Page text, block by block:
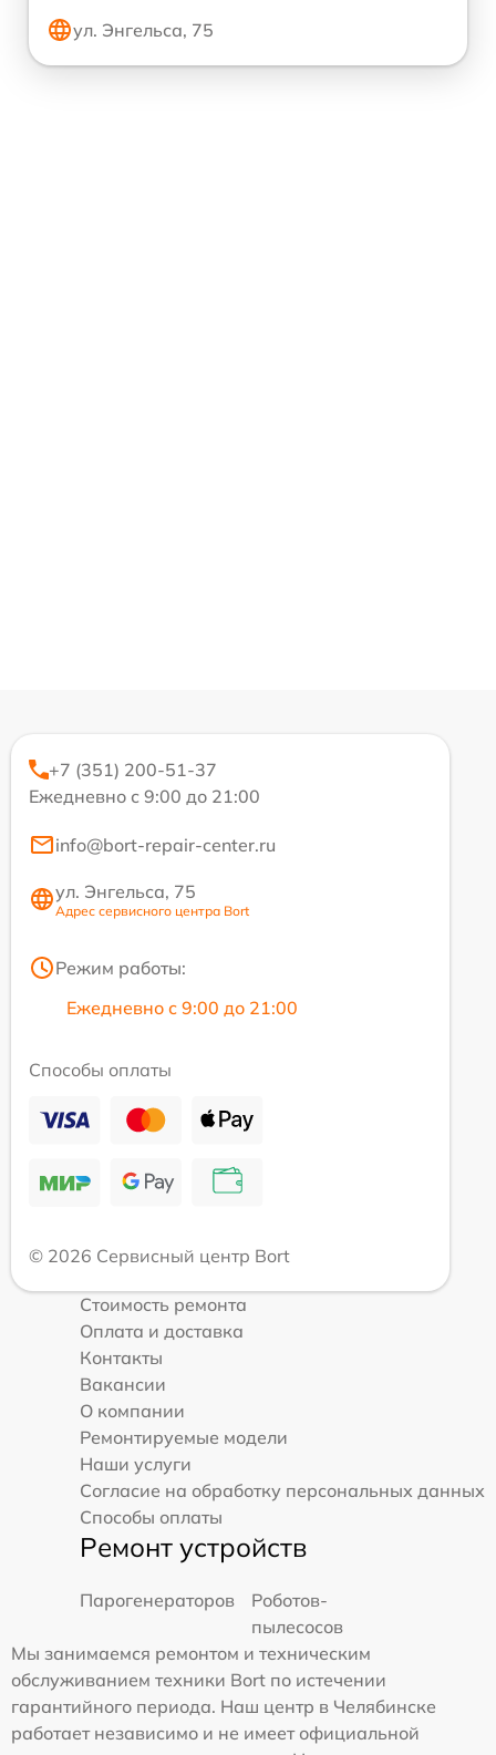
ул. Энгельса, 75
+7 (351) 200-51-37
Ежедневно с 9:00 до 21:00
info@bort-repair-center.ru
ул. Энгельса, 75
Адрес сервисного центра Bort
Режим работы:
Ежедневно с 9:00 до 21:00
Способы оплаты
© 2026 Сервисный центр Bort
Стоимость ремонта
Оплата и доставка
Контакты
Вакансии
О компании
Ремонтируемые модели
Наши услуги
Согласие на обработку персональных данных
Способы оплаты
Ремонт устройств
Парогенераторов
Роботов-
пылесосов
Мы занимаемся ремонтом и техническим
обслуживанием техники Bort по истечении
гарантийного периода. Наш центр в Челябинске
работает независимо и не имеет официальной